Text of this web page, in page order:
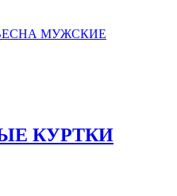
МУЖСКИЕ
КУРТКИ